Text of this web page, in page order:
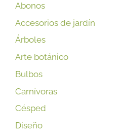
Abonos
Accesorios de jardín
Árboles
Arte botánico
Bulbos
Carnívoras
Césped
Diseño